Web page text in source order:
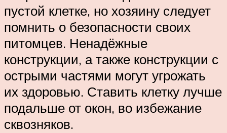
пустой клетке, но хозяину следует
помнить о безопасности своих
питомцев. Ненадёжные
конструкции, а также конструкции с
острыми частями могут угрожать
их здоровью. Ставить клетку лучше
подальше от окон, во избежание
сквозняков.